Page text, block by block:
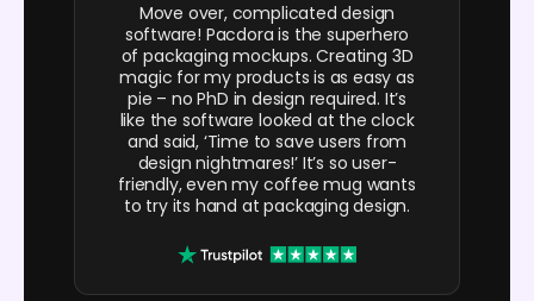
Move over, complicated design
software! Pacdora is the superhero
of packaging mockups. Creating 3D
magic for my products is as easy as
pie – no PhD in design required. It’s
like the software looked at the clock
and said, ‘Time to save users from
design nightmares!’ It’s so user-
friendly, even my coffee mug wants
to try its hand at packaging design.